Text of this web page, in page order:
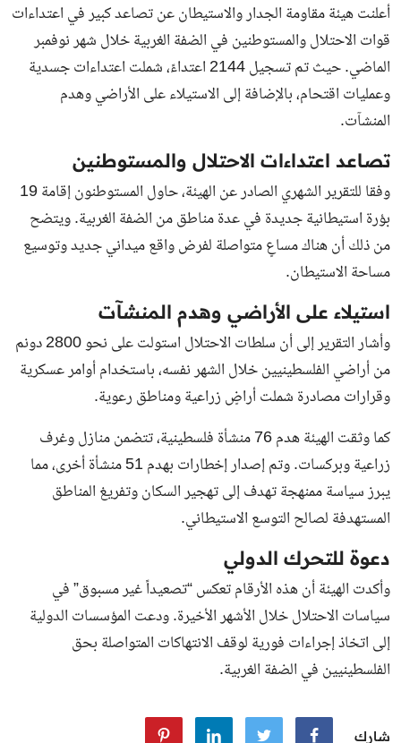
أعلنت هيئة مقاومة الجدار والاستيطان عن تصاعد كبير في اعتداءات
قوات الاحتلال والمستوطنين في الضفة الغربية خلال شهر نوفمبر
الماضي. حيث تم تسجيل 2144 اعتداءً، شملت اعتداءات جسدية
وعمليات اقتحام، بالإضافة إلى الاستيلاء على الأراضي وهدم
المنشآت.
تصاعد اعتداءات الاحتلال والمستوطنين
وفقا للتقرير الشهري الصادر عن الهيئة، حاول المستوطنون إقامة 19
بؤرة استيطانية جديدة في عدة مناطق من الضفة الغربية. ويتضح
من ذلك أن هناك مساعٍ متواصلة لفرض واقع ميداني جديد وتوسيع
مساحة الاستيطان.
استيلاء على الأراضي وهدم المنشآت
وأشار التقرير إلى أن سلطات الاحتلال استولت على نحو 2800 دونم
من أراضي الفلسطينيين خلال الشهر نفسه، باستخدام أوامر عسكرية
وقرارات مصادرة شملت أراضٍ زراعية ومناطق رعوية.
كما وثقت الهيئة هدم 76 منشأة فلسطينية، تتضمن منازل وغرف
زراعية وبركسات. وتم إصدار إخطارات بهدم 51 منشأة أخرى، مما
يبرز سياسة ممنهجة تهدف إلى تهجير السكان وتفريغ المناطق
المستهدفة لصالح التوسع الاستيطاني.
دعوة للتحرك الدولي
وأكدت الهيئة أن هذه الأرقام تعكس “تصعيداً غير مسبوق” في
سياسات الاحتلال خلال الأشهر الأخيرة. ودعت المؤسسات الدولية
إلى اتخاذ إجراءات فورية لوقف الانتهاكات المتواصلة بحق
الفلسطينيين في الضفة الغربية.
شارك